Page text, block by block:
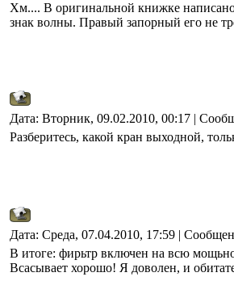
Хм.... В оригинальной книжке
знак волны. Правый запорный его не
Дата: Вторник, 09.02.2010, 00:17 |
Разберитесь, какой кран выходной,
Дата: Среда, 07.04.2010, 17:59 |
В итоге: фирьтр включен на всю
Всасывает хорошо! Я доволен, и